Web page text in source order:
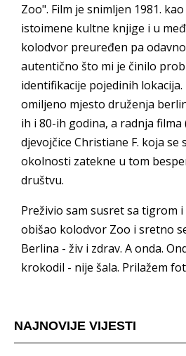
Zoo". Film je snimljen 1981.
istoimene kultne knjige i u
kolodvor preuređen pa
autentično što mi je činilo
identifikacije pojedinih
omiljeno mjesto druženja
ih i 80-ih godina, a radnja
djevojčice Christiane F. koja se
okolnosti zatekne u tom
društvu.
Preživio sam susret sa tigrom
obišao kolodvor Zoo i sretno
Berlina - živ i zdrav. A onda.
krokodil - nije šala. Prilažem
NAJNOVIJE VIJESTI